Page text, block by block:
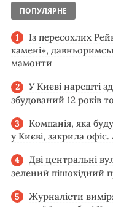
ПОПУЛЯРНЕ
Із пересохлих
камені»,
мамонти
У Києві нарешті
збудований 12 років
Компанія, яка
у Києві, закрила офіс.
Дві центральні
зелений пішохідний
Журналісти